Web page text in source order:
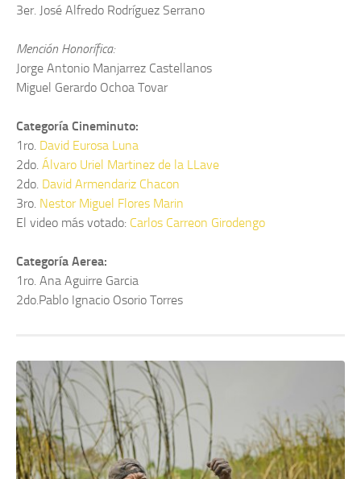
3er. José Alfredo Rodríguez Serrano
Mención Honorífica:
Jorge Antonio Manjarrez Castellanos
Miguel Gerardo Ochoa Tovar
Categoría Cineminuto:
1ro. David Eurosa Luna
2do. Álvaro Uriel Martinez de la LLave
2do. David Armendariz Chacon
3ro. Nestor Miguel Flores Marin
El video más votado: Carlos Carreon Girodengo
Categoría Aerea:
1ro. Ana Aguirre Garcia
2do.Pablo Ignacio Osorio Torres